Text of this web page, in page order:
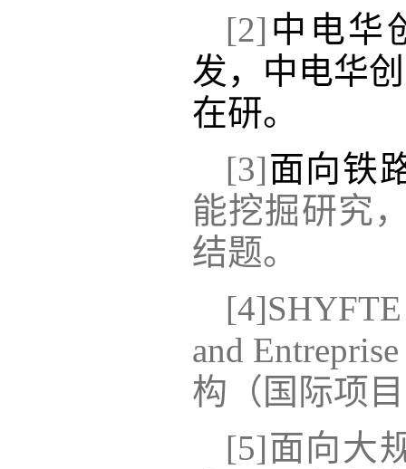
[2] 中电华
发，中电华
在研。
[3]面向铁
能挖掘研究
结题。
[4]
and
构（国际项
[5]面向大